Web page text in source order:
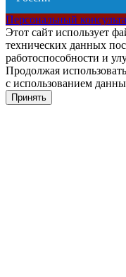
Персональный
Этот сайт использует
технических данных
работоспособности и
Продолжая
с использованием
Принять